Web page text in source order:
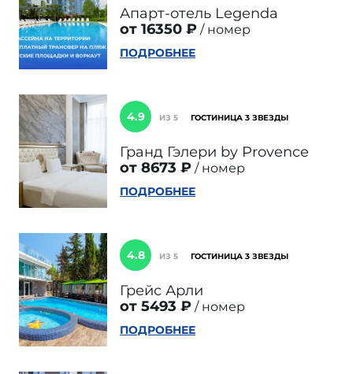
Апарт-отель Legenda
от 16350 ₽
номер
ПОДРОБНЕЕ
4.9 ИЗ 5 ГОСТИНИЦА 3 ЗВЕЗДЫ
Гранд Гэлери by Provence
от 8673 ₽
номер
ПОДРОБНЕЕ
4.8 ИЗ 5 ГОСТИНИЦА 3 ЗВЕЗДЫ
Грейс Арли
от 5493 ₽
номер
ПОДРОБНЕЕ